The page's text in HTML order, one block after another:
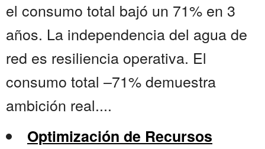
el consumo total bajó un 71% en 3
años. La independencia del agua de
red es resiliencia operativa. El
consumo total –71% demuestra
ambición real....
Optimización de Recursos